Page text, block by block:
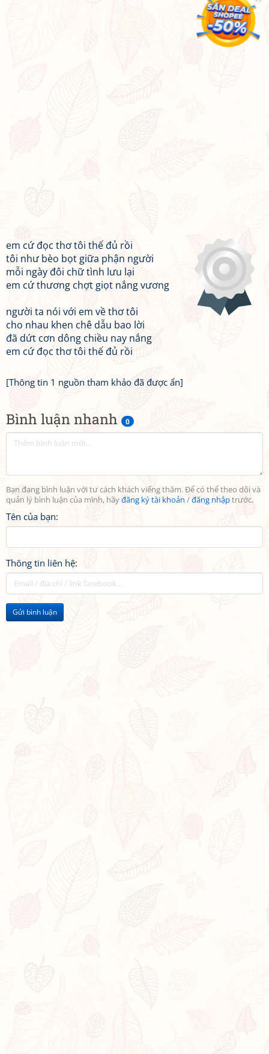
Bình luận nhanh 0
Bạn đang bình luận với tư cách khách viếng thăm. Để có thể theo dõi và
quản lý bình luận của mình, hãyđăng ký tài khoản /đăng nhậptrước.
Tên của bạn:
Thông tin liên hệ:
Gửi bình luận
em cứ đọc thơ tôi thế đủ rồi
tôi như bèo bọt giữa phận người
mỗi ngày đôi chữ tình lưu lại
em cứ thương chợt giọt nắng vương
người ta nói với em về thơ tôi
cho nhau khen chê dẫu bao lời
đã dứt cơn dông chiều nay nắng
em cứ đọc thơ tôi thế đủ rồi
[Thông tin 1 nguồn tham khảo đã được ẩn]